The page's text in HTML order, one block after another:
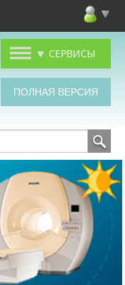
СЕРВИСЫ